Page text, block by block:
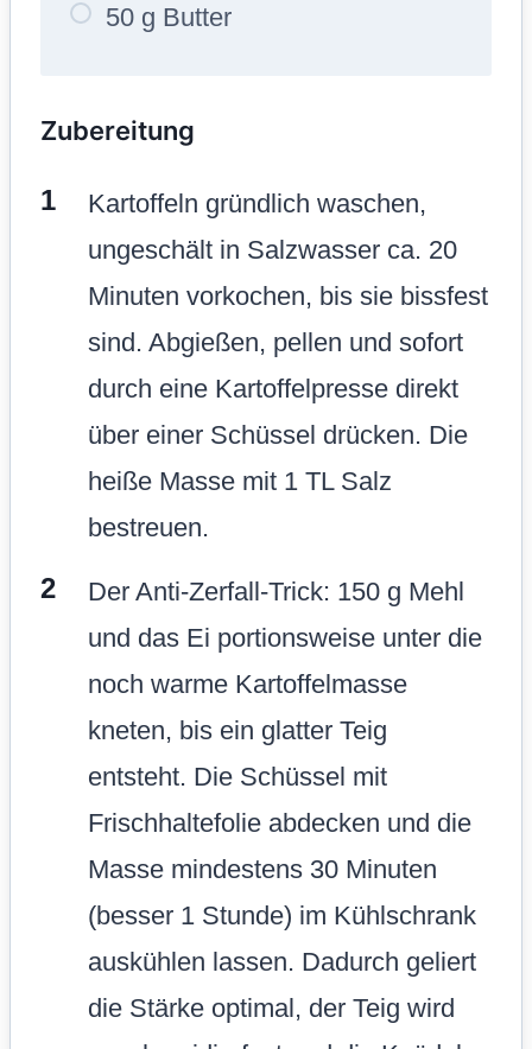
50 g Butter
Zubereitung
Kartoffeln gründlich waschen,
ungeschält in Salzwasser ca. 20
Minuten vorkochen, bis sie bissfest
sind. Abgießen, pellen und sofort
durch eine Kartoffelpresse direkt
über einer Schüssel drücken. Die
heiße Masse mit 1 TL Salz
bestreuen.
Der Anti-Zerfall-Trick: 150 g Mehl
und das Ei portionsweise unter die
noch warme Kartoffelmasse
kneten, bis ein glatter Teig
entsteht. Die Schüssel mit
Frischhaltefolie abdecken und die
Masse mindestens 30 Minuten
(besser 1 Stunde) im Kühlschrank
auskühlen lassen. Dadurch geliert
die Stärke optimal, der Teig wird